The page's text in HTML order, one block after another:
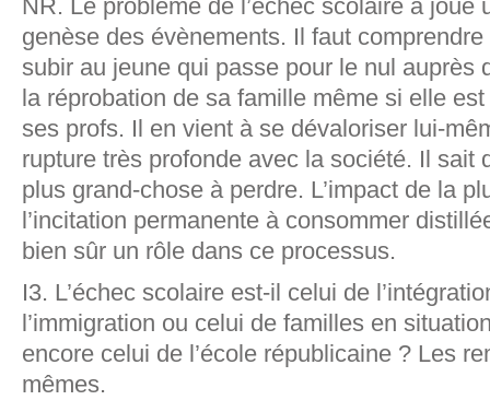
NR. Le problème de l’échec scolaire a joué
genèse des évènements. Il faut
subir au jeune qui passe pour le nul auprès
la réprobation de sa famille même si elle
ses profs. Il en vient à se dévaloriser lui-
rupture très profonde avec la société. Il sait
plus grand-chose à perdre. L’impact de la
l’incitation permanente à consommer
bien sûr un rôle dans ce processus.
I3. L’échec scolaire est-il celui de
l’immigration ou celui de familles en
encore celui de l’école républicaine ? Les
mêmes.